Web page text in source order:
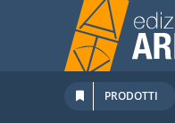
contenuto
PRODOTTI